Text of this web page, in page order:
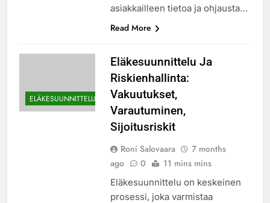
asiakkailleen tietoa ja ohjausta…
Read More
ELÄKESUUNNITTELU
Eläkesuunnittelu Ja
Riskienhallinta:
Vakuutukset,
Varautuminen,
Sijoitusriskit
Roni Salovaara
7 months
ago
0 11 mins mins
Eläkesuunnittelu on keskeinen
prosessi, joka varmistaa